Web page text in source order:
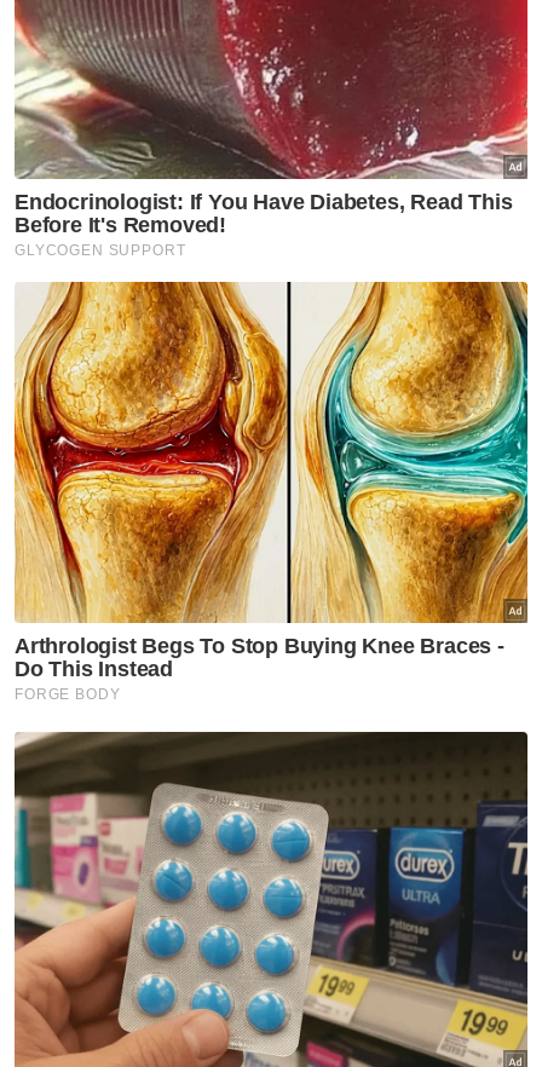
Di bawah komponen penstrukturan semula
sistem rantaian nilai industri padi dan beras,
Mohamad berkata, beliau akan membawa
beberapa cadangan antaranya peranan
Padiberas Nasional Bhd (Bernas) dan
penstrukturan harga beras ke Mesyuarat
Kabinet dalam tahun ini.
tentang harga belian lantai padi yang
dianggap tidak lagi relevan dengan keadaan
semasa. Justeru, saya akan bawa kertas
cadangan ke Kabinet bagi memastikan
kebajikan pesawah, seluruh pemain industri
dan rakyat mendapat manfaatnya," katanya.
Mengenai tumpuan meningkatkan
produktiviti ruminan, Mohamad berkata,
KPKM akan membawa lebih banyak baka
dari luar negara dengan daging lembu dan
kerbau merupakan komoditi agromakanan
utama yang sentiasa dipantau dalam
"Bagaimanapun, industri ini tidak terlepas
daripada pelbagai isu dan cabaran, antaranya
ketersediaan kawasan untuk penternakan,
penyeludupan ternakan, penyediaan sumber
makanan berkualiti, kadar kelahiran yang
rendah dan penularan wabak penyakit.
"Bagi mengatasi cabaran ini, sebuah
Jawatankuasa Khas Pemerkasaan Industri
Ruminan telah ditubuhkan pada 22